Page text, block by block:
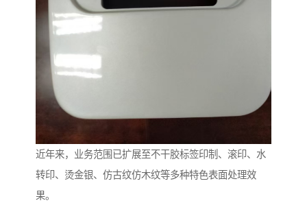
近年来，业务范围已扩展至不干胶标签印制、滚印、水
转印、烫金银、仿古纹仿木纹等多种特色表面处理效
果。